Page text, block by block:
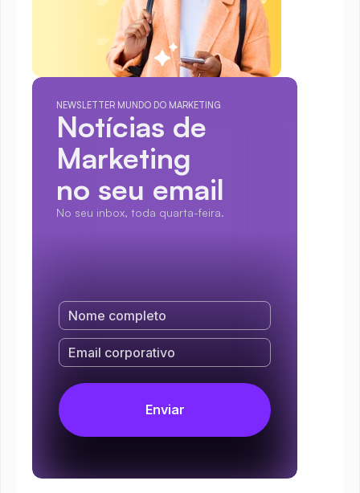
NEWSLETTER MUNDO DO MARKETING
Notícias de
Marketing
no seu email
No seu inbox, toda quarta-feira.